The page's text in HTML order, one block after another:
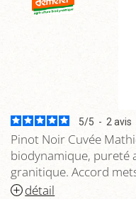
5/5 - 2 avis
Pinot Noir Cuvée
biodynamique, pureté
granitique. Accord
détail